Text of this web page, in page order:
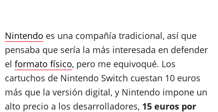
Nintendo es una compañía tradicional, así que
pensaba que sería la más interesada en defender
el formato físico, pero me equivoqué. Los
cartuchos de Nintendo Switch cuestan 10 euros
más que la versión digital, y Nintendo impone un
alto precio a los desarrolladores, 15 euros por